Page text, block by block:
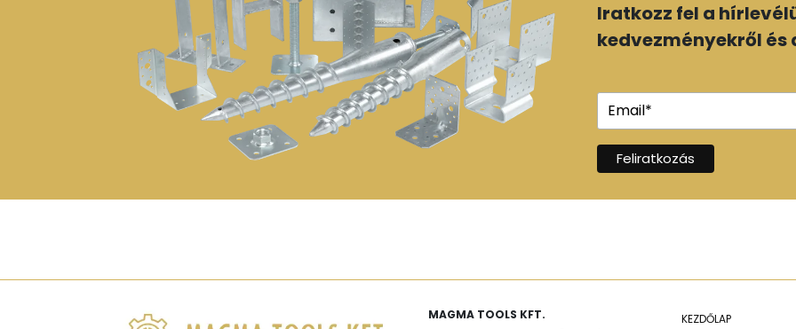
Iratkozz fel a
kedvezményekről
MAGMA TOOLS KFT.
KEZDŐLAP